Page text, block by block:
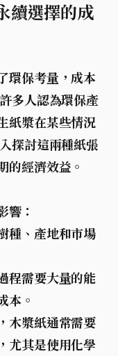
續選擇的成
環保考量， 成本
多人認為環保產
紙漿在某些情況
探討這兩種紙張
的經濟效益。
響：
種、產地和市場
程需要大量的能
本。
木漿紙通常需要
尤其是使用化學